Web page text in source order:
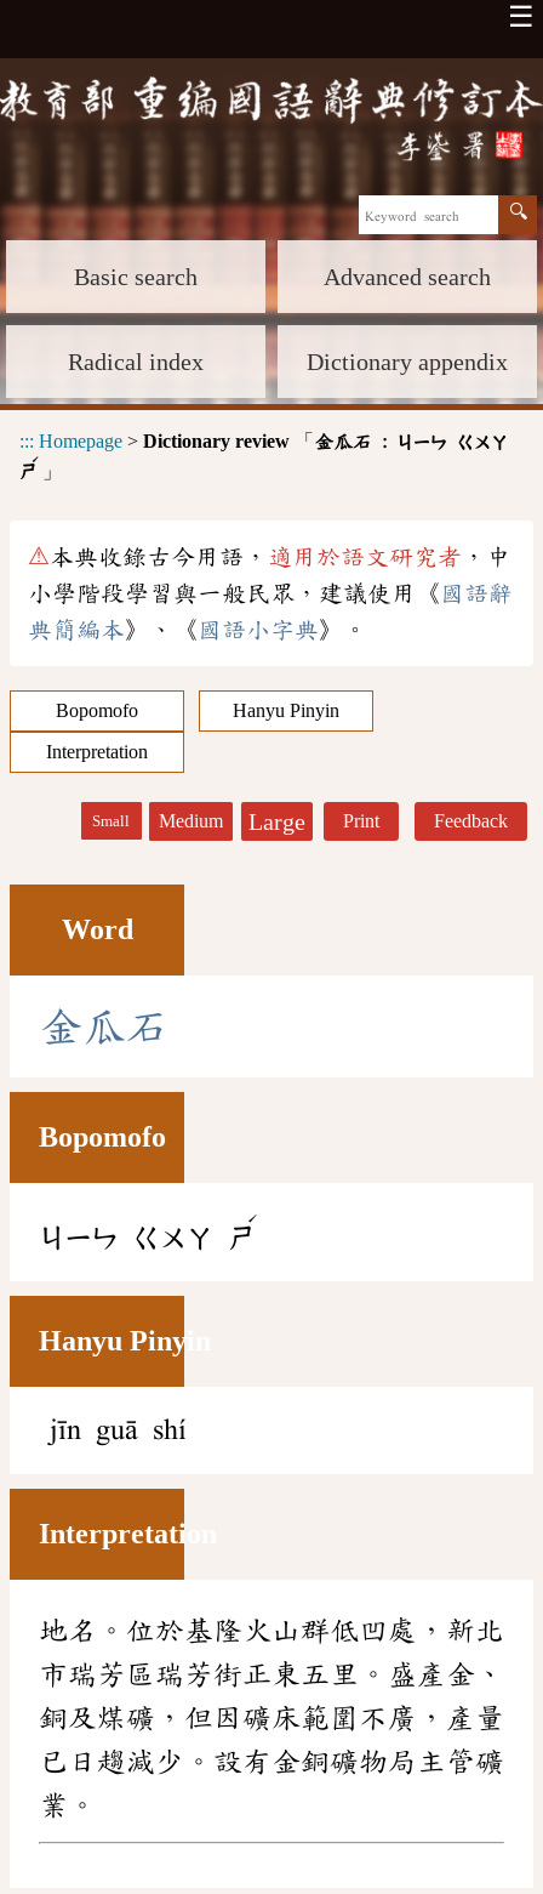
☰
Basic search Advanced search
Radical index Dictionary appendix
::: Homepage > Dictionary review 「 金瓜石 : ㄐㄧㄣ
ㄍㄨㄚ
ㄕ
ˊ
」
⚠本典收錄古今用語， 適用於語文研究者 ，中
小學階段學習與一般民眾，建議使用《 國語辭
典簡編本》、《 國語小字典》。
Bopomofo
Hanyu Pinyin
Interpretation
Small Medium Large Print Feedback
Word
金瓜石
Bopomofo
ㄐㄧㄣ ㄍㄨㄚ ㄕ
ˊ
Hanyu Pinyin
jīn guā shí
Interpretation
地名。位於基隆火山群低凹處，新北
市瑞芳區瑞芳街正東五里。盛產金、
銅及煤礦，但因礦床範圍不廣，產量
已日趨減少。設有金銅礦物局主管礦
業。